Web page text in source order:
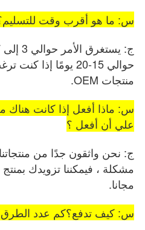
س: ما هو أقرب وقت
حوالي 15-20 يومًا
منتجات OEM.
س: ماذا أفعل إذا كانت هناك
علي أن أفعل ؟
ج: نحن واثقون جدًا من
مشكلة ، فيمكننا تزويدك
مجانا.
س: كيف تدفع؟كم عدد الطرق